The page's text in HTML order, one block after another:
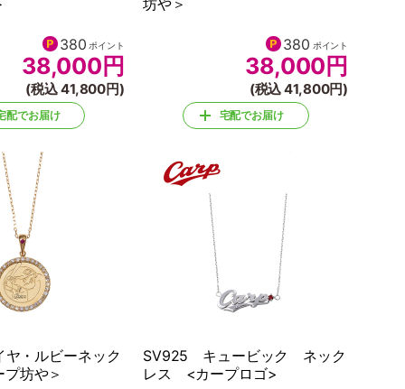
380 ポイント
38,000 円
(税込 41,800円)
配でお届け
坊や＞
380 ポイント
38,000 円
(税込 41,800円)
宅配でお届け
・ルビーネック
坊や＞
SV925 キュービック ネック
レス <カープロゴ>